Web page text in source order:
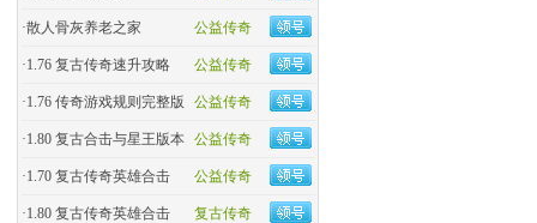
公益传奇
·散人骨灰养老之家
公益传奇
·1.76 复古传奇速升攻略
公益传奇
·1.76 传奇游戏规则完整版
公益传奇
·1.80 复古合击与星王版本
公益传奇
·1.70 复古传奇英雄合击
复古传奇
·1.80 复古传奇英雄合击